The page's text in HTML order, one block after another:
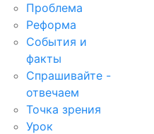
Проблема
Реформа
События и
факты
Спрашивайте -
отвечаем
Точка зрения
Урок